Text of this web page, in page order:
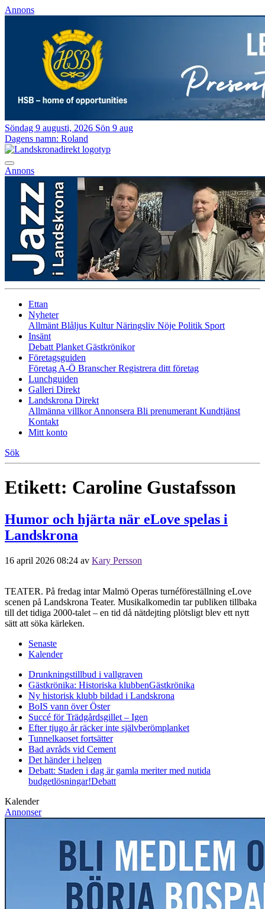
Annons
Söndag 9 augusti, 2026 Sön 9 aug
Dagens namn: Roland
Annons
Ettan
Nyheter
Allmänt Blåljus KulturNäringsliv Nöje Politik Sport
Insänt
Debatt Planket Gästkrönikor
Företagsguiden
Företag A-Ö BranscherRegistrera ditt företag
Lunchguiden
Galleri Direkt
Landskrona Direkt
Allmänna villkorAnnonsera Bli prenumerant Kundtjänst
Kontakt
Mitt konto
Sök
Etikett: Caroline Gustafsson
Humor och hjärta när eLove spelas i
Landskrona
16 april 2026 08:24 av Kary Persson
TEATER. På fredag intar Malmö Operas turnéföreställning eLove
scenen på Landskrona Teater. Musikalkomedin tar publiken tillbaka
till det tidiga 2000-talet – en tid då nätdejting plötsligt blev ett nytt
sätt att söka kärleken.
Senaste
Kalender
Drunkningstillbud i vallgraven
Gästkrönika: Historiska klubbenGästkrönika
Ny historisk klubb bildad i Landskrona
BoIS vann över Öster
Succé för Trädgårdsgillet – Igen
Efter tjugo år räcker inte självberömplanket
Tunnelkaoset fortsätter
Bad avråds vid Cement
Det händer i helgen
Debatt: Staden i dag är gamla meriter med nutida
budgetlösningar!Debatt
Kalender
Annonser